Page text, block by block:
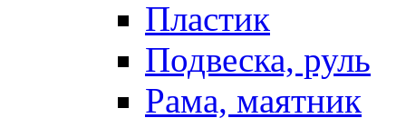
Пластик
Подвеска, руль
Рама, маятник